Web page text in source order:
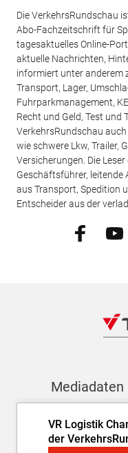
VR Logistik
der
Die VerkehrsRundschau
Abo-Fachzeitschrift für
tagesaktuelles Online-
aktuelle Nachrichten,
informiert unter anderem
Transport, Lager,
Fuhrparkmanagement,
Recht und Geld, Test und
VerkehrsRundschau
wie schwere Lkw, Trailer,
Versicherungen. Die
Geschäftsführer, leitende
aus Transport, Spedition
Entscheider aus der
Mediadaten